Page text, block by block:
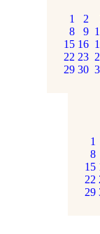
1 2
8
9
15 16
22 23
29 30
1
8
15
22
29